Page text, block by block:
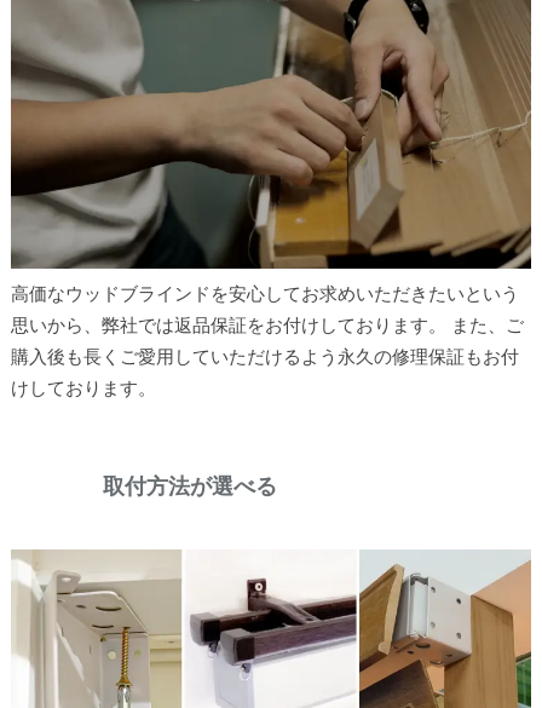
高価なウッドブラインドを安心してお求めいただきたいという
思いから、弊社では返品保証をお付けしております。 また、ご
購入後も長くご愛用していただけるよう永久の修理保証もお付
けしております。
取付方法が選べる